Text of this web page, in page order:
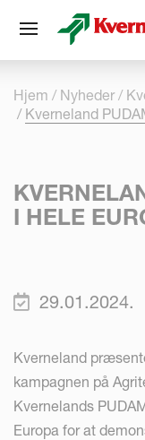
Hjem Nyheder
Kverneland
I HELE
29.01.2024.
Kverneland
kampagnen på
Kvernelands
Europa for at
CCookie-styringspanel